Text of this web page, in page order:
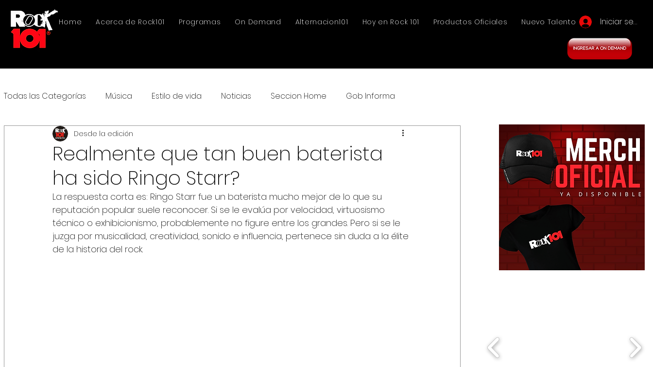
Home Acerca de Rock101 Programas On Demand Alternacion101 Hoy en Rock 101 Productos Oficiales Nuevo Talento Iniciar sesión
Todas las Categorías Música Estilo de vida Noticias Seccion Home Gob Informa
Realmente que tan buen baterista
ha sido Ringo Starr?
Desde la edición
La respuesta corta es: Ringo Starr fue un baterista mucho mejor de lo que su
reputación popular suele reconocer. Si se le evalúa por velocidad, virtuosismo
técnico o exhibicionismo, probablemente no figure entre los grandes. Pero si se le
juzga por musicalidad, creatividad, sonido e influencia, pertenece sin duda a la élite
de la historia del rock.